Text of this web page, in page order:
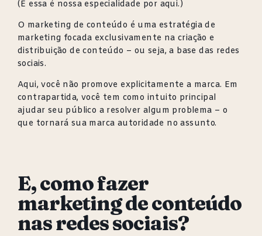
(E essa é nossa especialidade por aqui.)
O marketing de conteúdo é uma estratégia de
marketing focada exclusivamente na criação e
distribuição de conteúdo – ou seja, a base das redes
sociais.
Aqui, você não promove explicitamente a marca. Em
contrapartida, você tem como intuito principal
ajudar seu público a resolver algum problema – o
que tornará sua marca autoridade no assunto.
E, como fazer
marketing de conteúdo
nas redes sociais?